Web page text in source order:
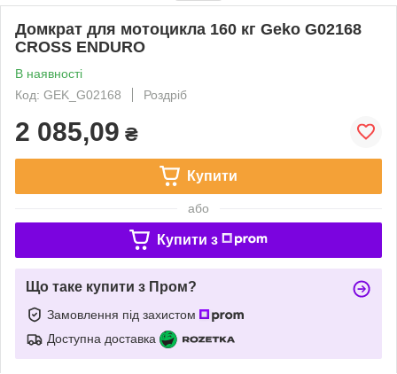
Домкрат для мотоцикла 160 кг Geko G02168
CROSS ENDURO
В наявності
Код: GEK_G02168
Роздріб
2 085,09 ₴
Купити
або
Купити з
Що таке купити з Пром?
Замовлення під захистом
Доступна доставка